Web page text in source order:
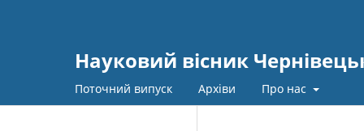
Науковий вісник
Поточний випуск Архіви Про нас